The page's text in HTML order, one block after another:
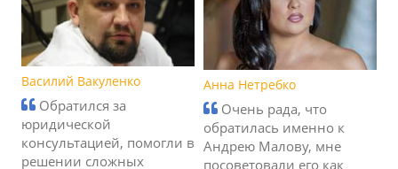
Василий Вакуленко
Обратился за
юридической
консультацией, помогли в
решении сложных
Анна Нетребко
Очень рада, что
обратилась именно к
Андрею Малову, мне
посоветовали его как